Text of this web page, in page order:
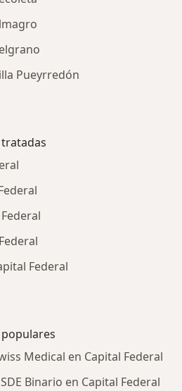
Pueyrredón
Federal
Medical en Capital Federal
Binario en Capital Federal